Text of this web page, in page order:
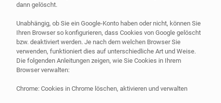
dann gelöscht.
Unabhängig, ob Sie ein Google-Konto haben oder nicht, können Sie
Ihren Browser so konfigurieren, dass Cookies von Google gelöscht
bzw. deaktiviert werden. Je nach dem welchen Browser Sie
verwenden, funktioniert dies auf unterschiedliche Art und Weise.
Die folgenden Anleitungen zeigen, wie Sie Cookies in Ihrem
Browser verwalten:
Chrome: Cookies in Chrome löschen, aktivieren und verwalten